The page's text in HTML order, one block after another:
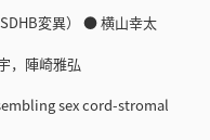
変異） ● 横山幸太
，陣崎雅弘
sex cord-stromal